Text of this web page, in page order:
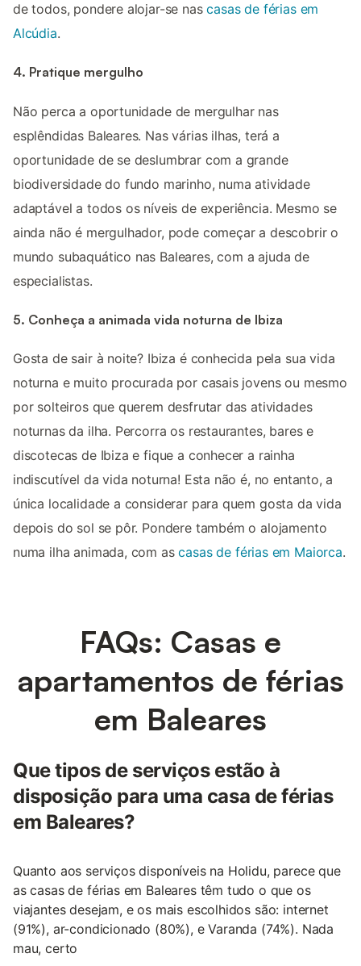
de todos, pondere alojar-se nascasas de férias em
Alcúdia.
4. Pratique mergulho
Não perca a oportunidade de mergulhar nas
esplêndidas Baleares. Nas várias ilhas, terá a
oportunidade de se deslumbrar com a grande
biodiversidade do fundo marinho, numa atividade
adaptável a todos os níveis de experiência. Mesmo se
ainda não é mergulhador, pode começar a descobrir o
mundo subaquático nas Baleares, com a ajuda de
especialistas.
5. Conheça a animada vida noturna de Ibiza
Gosta de sair à noite? Ibiza é conhecida pela sua vida
noturna e muito procurada por casais jovens ou mesmo
por solteiros que querem desfrutar das atividades
noturnas da ilha. Percorra os restaurantes, bares e
discotecas de Ibiza e fique a conhecer a rainha
indiscutível da vida noturna! Esta não é, no entanto, a
única localidade a considerar para quem gosta da vida
depois do sol se pôr. Pondere também o alojamento
numa ilha animada, com ascasas de férias em Maiorca.
FAQs: Casas e
apartamentos de férias
em Baleares
Que tipos de serviços estão à
disposição para uma casa de férias
em Baleares?
Quanto aos serviços disponíveis na Holidu, parece que
as casas de férias em Baleares têm tudo o que os
viajantes desejam, e os mais escolhidos são: internet
(91%), ar-condicionado (80%), e Varanda (74%). Nada
mau, certo